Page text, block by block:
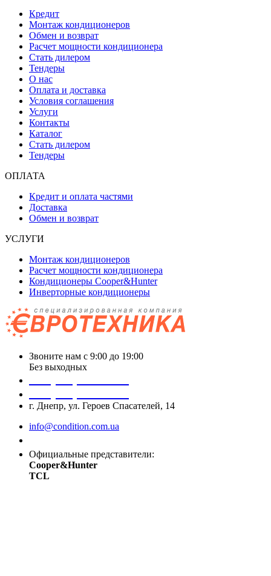
Кредит
Монтаж кондиционеров
Обмен и возврат
Расчет мощности кондиционера
Стать дилером
Тендеры
О нас
Оплата и доставка
Условия соглашения
Услуги
Контакты
Каталог
Стать дилером
Тендеры
ОПЛАТА
Кредит и оплата частями
Доставка
Обмен и возврат
УСЛУГИ
Монтаж кондиционеров
Расчет мощности кондиционера
Кондиционеры Cooper&Hunter
Инверторные кондиционеры
Звоните нам с 9:00 до 19:00
Без выходных
г. Днепр, ул. Героев Спасателей, 14
info@condition.com.ua
Официальные представители:
Cooper&Hunter
TCL